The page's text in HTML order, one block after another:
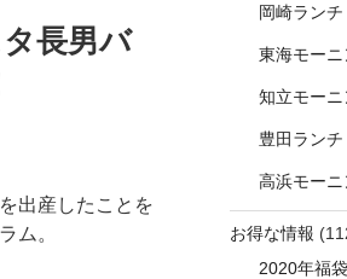
長男バ
出産したことを
ム。
岡崎ランチ
東海モーニ
知立モーニ
豊田ランチ
高浜モーニ
お得な情報
2020年福袋